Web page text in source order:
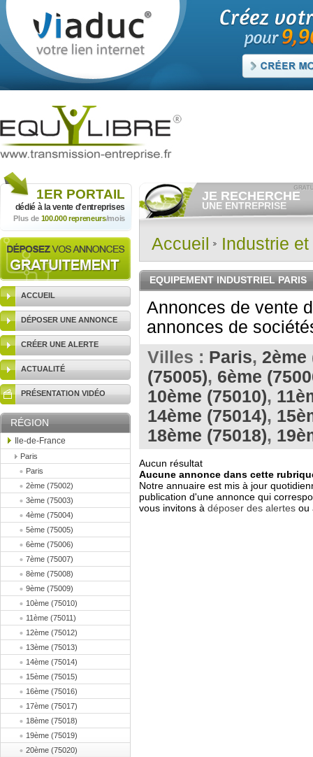
1ER PORTAIL
dédié à la vente d'entreprises
Plus de 100.000 repreneurs/mois
ACCUEIL
DÉPOSER UNE ANNONCE
CRÉER UNE ALERTE
ACTUALITÉ
PRÉSENTATION VIDÉO
RÉGION
Ile-de-France
Paris
Paris
2ème (75002)
3ème (75003)
4ème (75004)
5ème (75005)
6ème (75006)
7ème (75007)
8ème (75008)
9ème (75009)
10ème (75010)
11ème (75011)
12ème (75012)
13ème (75013)
14ème (75014)
15ème (75015)
16ème (75016)
17ème (75017)
18ème (75018)
19ème (75019)
20ème (75020)
JE RECHERCHE
UNE ENTREPRISE
Consulter gratuitementles
vendre.
Et/ou déposergratuitement
RECHERCHER UNE
ANNONCE
Accueil Industrie
EQUIPEMENT INDUSTRIEL PARIS
Annonces de vente
annonces de
Villes : Paris, 2ème
(75005), 6ème
10ème (75010),
14ème (75014),
18ème (75018),
Aucun résultat
Aucune annonce dans cette
Notre annuaire est mis à jour
publication d'une annonce qui
vous invitons à déposer des alertes ou